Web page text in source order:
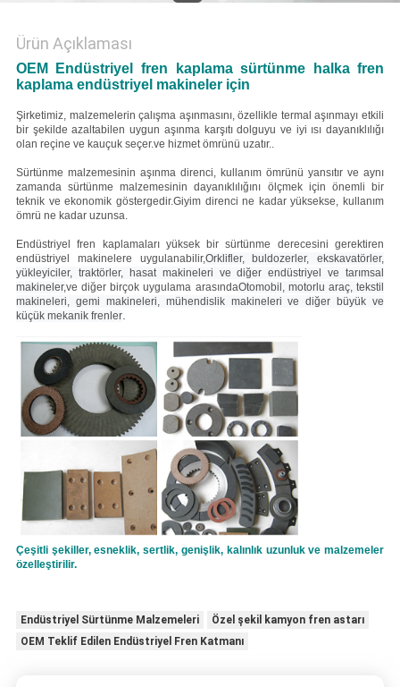
Ürün Açıklaması
OEM Endüstriyel fren kaplama sürtünme halka fren
kaplama endüstriyel makineler için
Şirketimiz, malzemelerin çalışma aşınmasını, özellikle termal aşınmayı etkili
bir şekilde azaltabilen uygun aşınma karşıtı dolguyu ve iyi ısı dayanıklılığı
olan reçine ve kauçuk seçer.ve hizmet ömrünü uzatır..
Sürtünme malzemesinin aşınma direnci, kullanım ömrünü yansıtır ve aynı
zamanda sürtünme malzemesinin dayanıklılığını ölçmek için önemli bir
teknik ve ekonomik göstergedir.Giyim direnci ne kadar yüksekse, kullanım
ömrü ne kadar uzunsa.
Endüstriyel fren kaplamaları yüksek bir sürtünme derecesini gerektiren
endüstriyel makinelere uygulanabilir,Orklifler, buldozerler, ekskavatörler,
yükleyiciler, traktörler, hasat makineleri ve diğer endüstriyel ve tarımsal
makineler,ve diğer birçok uygulama arasındaOtomobil, motorlu araç, tekstil
makineleri, gemi makineleri, mühendislik makineleri ve diğer büyük ve
küçük mekanik frenler.
Çeşitli şekiller, esneklik, sertlik, genişlik, kalınlık uzunluk ve malzemeler
özelleştirilir.
Endüstriyel Sürtünme Malzemeleri
Özel şekil kamyon fren astarı
OEM Teklif Edilen Endüstriyel Fren Katmanı